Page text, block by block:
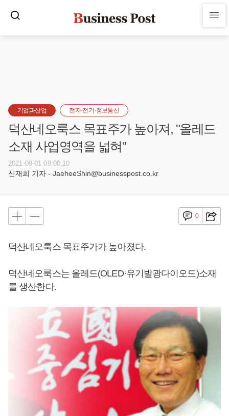
기업과산업 전자·전기·정보통신
덕산네오룩스 목표주가 높아져, "올레드
소재 사업영역을 넓혀"
2021-09-01 09:00:10
신재희 기자 - JaeheeShin@businesspost.co.kr
0
덕산네오룩스 목표주가가 높아졌다.
덕산네오룩스는 올레드(OLED·유기발광다이오드)소재
를 생산한다.